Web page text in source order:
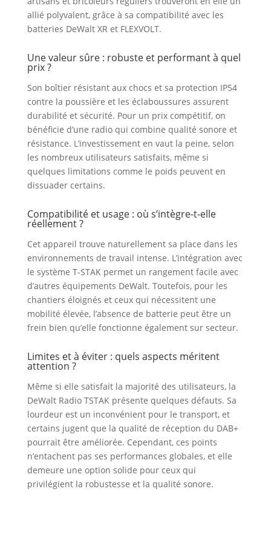
allié polyvalent, grâce à sa compatibilité avec les
batteries DeWalt XR et FLEXVOLT.
Une valeur sûre : robuste et performant à quel
prix ?
Son boîtier résistant aux chocs et sa protection IP54
contre la poussière et les éclaboussures assurent
durabilité et sécurité. Pour un prix compétitif, on
bénéficie d’une radio qui combine qualité sonore et
résistance. L’investissement en vaut la peine, selon
les nombreux utilisateurs satisfaits, même si
quelques limitations comme le poids peuvent en
dissuader certains.
Compatibilité et usage : où s’intègre-t-elle
réellement ?
Cet appareil trouve naturellement sa place dans les
environnements de travail intense. L’intégration avec
le système T-STAK permet un rangement facile avec
d’autres équipements DeWalt. Toutefois, pour les
chantiers éloignés et ceux qui nécessitent une
mobilité élevée, l’absence de batterie peut être un
frein bien qu’elle fonctionne également sur secteur.
Limites et à éviter : quels aspects méritent
attention ?
Même si elle satisfait la majorité des utilisateurs, la
DeWalt Radio TSTAK présente quelques défauts. Sa
lourdeur est un inconvénient pour le transport, et
certains jugent que la qualité de réception du DAB+
pourrait être améliorée. Cependant, ces points
n’entachent pas ses performances globales, et elle
demeure une option solide pour ceux qui
privilégient la robustesse et la qualité sonore.